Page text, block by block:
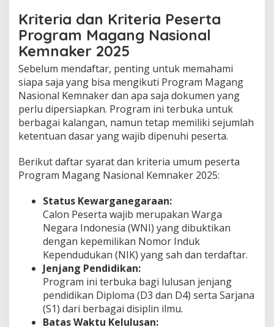
Kriteria dan Kriteria Peserta
Program Magang Nasional
Kemnaker 2025
Sebelum mendaftar, penting untuk memahami
siapa saja yang bisa mengikuti Program Magang
Nasional Kemnaker dan apa saja dokumen yang
perlu dipersiapkan. Program ini terbuka untuk
berbagai kalangan, namun tetap memiliki sejumlah
ketentuan dasar yang wajib dipenuhi peserta.
Berikut daftar syarat dan kriteria umum peserta
Program Magang Nasional Kemnaker 2025:
Status Kewarganegaraan:
Calon Peserta wajib merupakan Warga
Negara Indonesia (WNI) yang dibuktikan
dengan kepemilikan Nomor Induk
Kependudukan (NIK) yang sah dan terdaftar.
Jenjang Pendidikan:
Program ini terbuka bagi lulusan jenjang
pendidikan Diploma (D3 dan D4) serta Sarjana
(S1) dari berbagai disiplin ilmu.
Batas Waktu Kelulusan: